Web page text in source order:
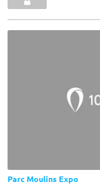
Parc Moulins Expo